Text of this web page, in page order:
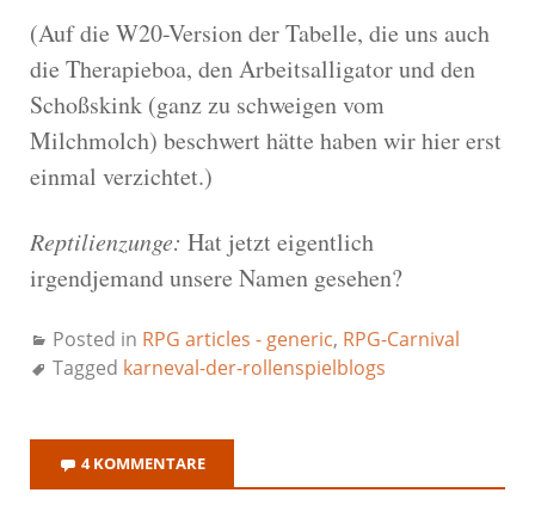
(Auf die W20-Version der Tabelle, die uns auch
die Therapieboa, den Arbeitsalligator und den
Schoßskink (ganz zu schweigen vom
Milchmolch) beschwert hätte haben wir hier erst
einmal verzichtet.)
Reptilienzunge: Hat jetzt eigentlich
irgendjemand unsere Namen gesehen?
Posted in RPG articles - generic, RPG-Carnival
Tagged karneval-der-rollenspielblogs
4 KOMMENTARE